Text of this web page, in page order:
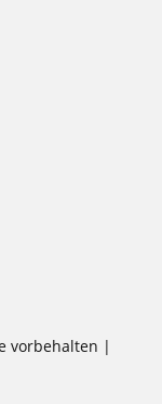
vorbehalten |